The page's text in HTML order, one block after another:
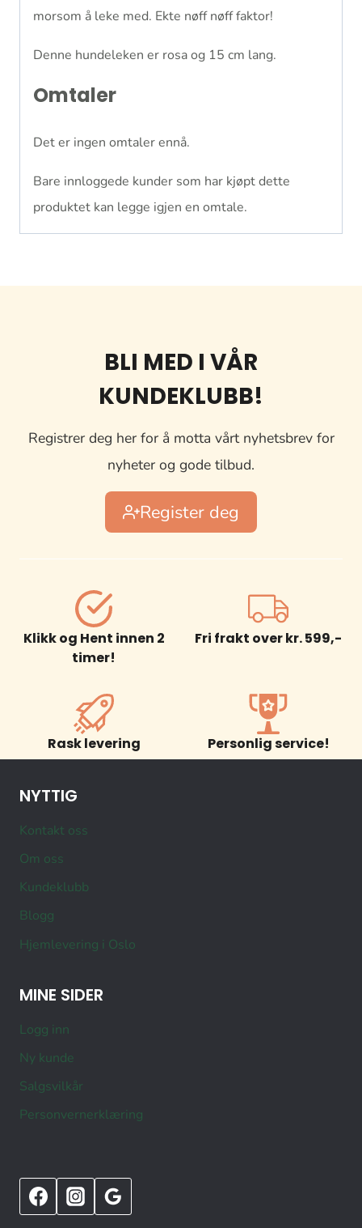
morsom å leke med. Ekte nøff nøff faktor!
Denne hundeleken er rosa og 15 cm lang.
Omtaler
Det er ingen omtaler ennå.
Bare innloggede kunder som har kjøpt dette
produktet kan legge igjen en omtale.
BLI MED I VÅR
KUNDEKLUBB!
Registrer deg her for å motta vårt nyhetsbrev for
nyheter og gode tilbud.
Register deg
Klikk og Hent innen 2
timer!
Fri frakt over kr. 599,-
Rask levering Personlig service!
NYTTIG
Kontakt oss
Om oss
Kundeklubb
Blogg
Hjemlevering i Oslo
MINE SIDER
Logg inn
Ny kunde
Salgsvilkår
Personvernerklæring